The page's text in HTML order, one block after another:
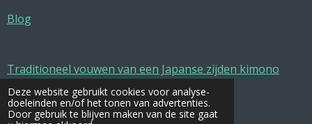
Deze website gebruikt cookies voor analyse-
doeleinden en/of het tonen van advertenties.
Door gebruik te blijven maken van de site gaat
Blog
Traditioneel vouwen van een Japanse zijden kimono
Zijde wassen en onderhoud